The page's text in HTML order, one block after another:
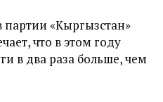
«Кыргызстан»
что в этом году
в два раза больше, чем